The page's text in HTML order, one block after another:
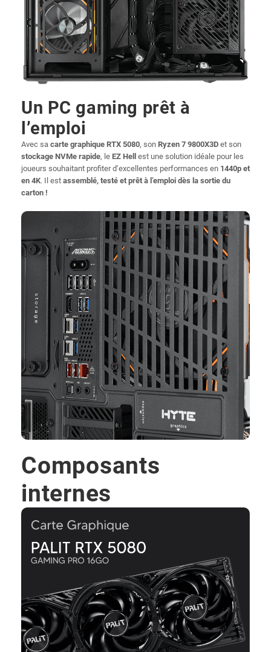
Un PC gaming prêt à
l’emploi
Avec sa carte graphique RTX 5080, son Ryzen 7 9800X3D et son
stockage NVMe rapide, le EZ Hell est une solution idéale pour les
joueurs souhaitant profiter d’excellentes performances en 1440p et
en 4K. Il est assemblé, testé et prêt à l’emploi dès la sortie du
carton !
Composants
internes